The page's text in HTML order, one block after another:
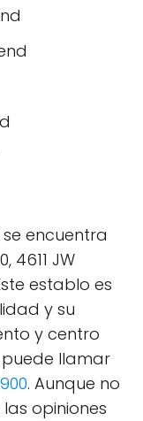
encuentra
4611 JW
establo es
y su
y centro
llamar
. Aunque no
opiniones